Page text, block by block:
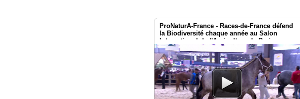
ProNaturA-France - Races-de-France défend
la Biodiversité chaque année au Salon
International de l'Agriculture de Paris